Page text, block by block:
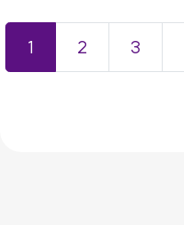
1 2 3